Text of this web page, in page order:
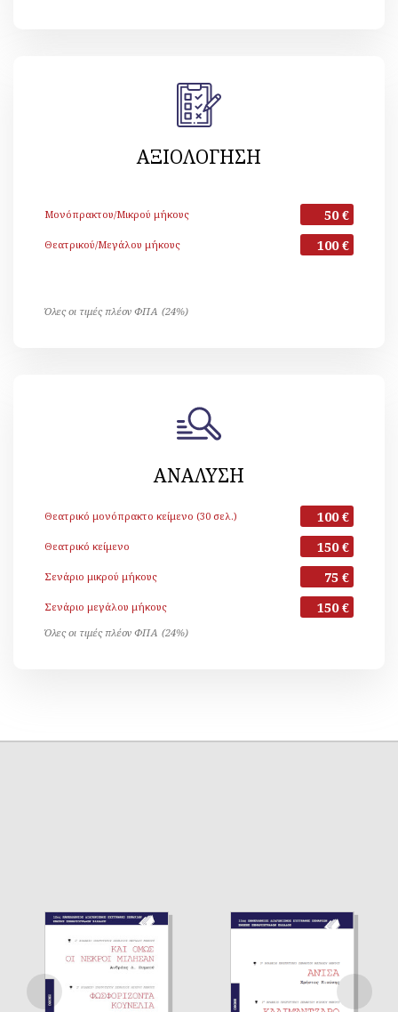
ΑΞΙΟΛΟΓΗΣΗ
Μονόπρακτου/Μικρού μήκους 50 €
Θεατρικού/Μεγάλου μήκους 100 €
Όλες οι τιμές πλέον ΦΠΑ (24%)
ΑΝΑΛΥΣΗ
Θεατρικό μονόπρακτο κείμενο (30 σελ.) 100 €
Θεατρικό κείμενο 150 €
Σενάριο μικρού μήκους 75 €
Σενάριο μεγάλου μήκους 150 €
Όλες οι τιμές πλέον ΦΠΑ (24%)